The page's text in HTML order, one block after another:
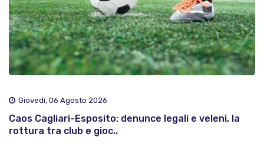
Giovedì, 06 Agosto 2026
Caos Cagliari-Esposito: denunce legali e veleni, la
rottura tra club e gioc..